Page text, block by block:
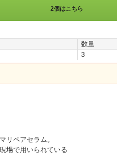
2個はこちら
数量
3
リペアセラム。
場で用いられている